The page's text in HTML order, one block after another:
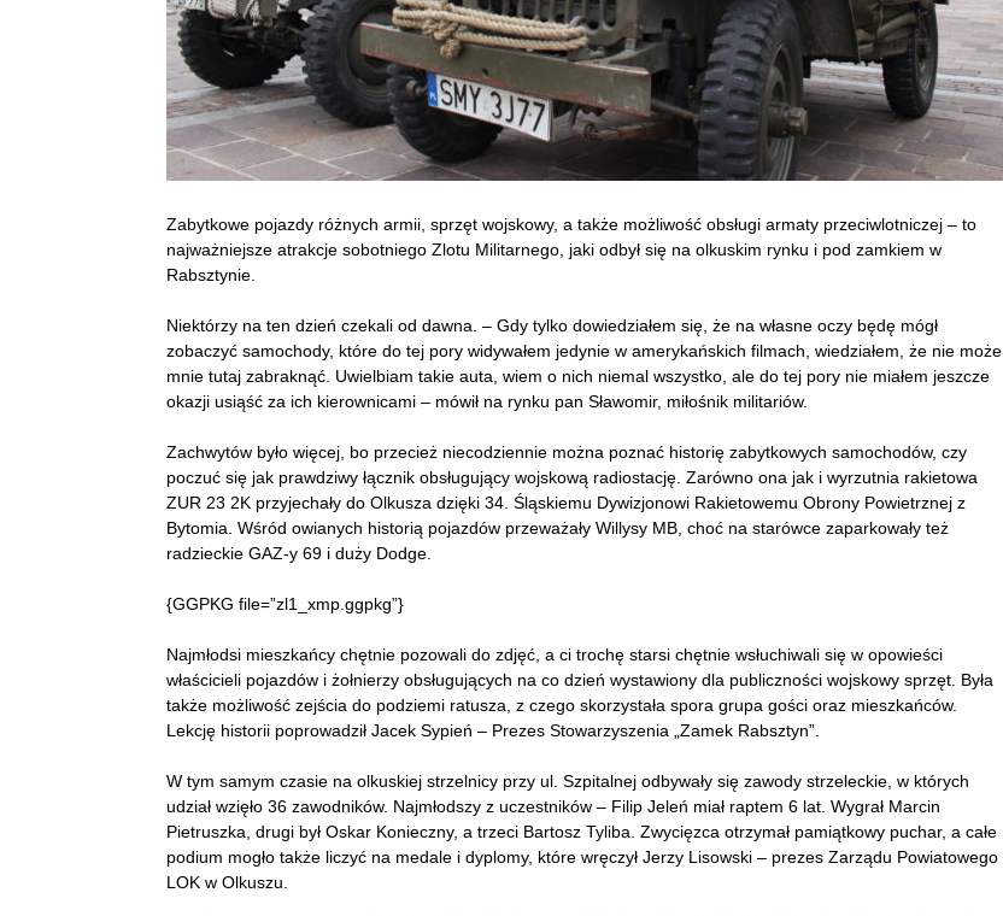
Zabytkowe pojazdy różnych armii, sprzęt wojskowy, a także możliwość obsługi armaty przeciwlotniczej – to
najważniejsze atrakcje sobotniego Zlotu Militarnego, jaki odbył się na olkuskim rynku i pod zamkiem w
Rabsztynie.
Niektórzy na ten dzień czekali od dawna. – Gdy tylko dowiedziałem się, że na własne oczy będę mógł
zobaczyć samochody, które do tej pory widywałem jedynie w amerykańskich filmach, wiedziałem, że nie może
mnie tutaj zabraknąć. Uwielbiam takie auta, wiem o nich niemal wszystko, ale do tej pory nie miałem jeszcze
okazji usiąść za ich kierownicami – mówił na rynku pan Sławomir, miłośnik militariów.
Zachwytów było więcej, bo przecież niecodziennie można poznać historię zabytkowych samochodów, czy
poczuć się jak prawdziwy łącznik obsługujący wojskową radiostację. Zarówno ona jak i wyrzutnia rakietowa
ZUR 23 2K przyjechały do Olkusza dzięki 34. Śląskiemu Dywizjonowi Rakietowemu Obrony Powietrznej z
Bytomia. Wśród owianych historią pojazdów przeważały Willysy MB, choć na starówce zaparkowały też
radzieckie GAZ-y 69 i duży Dodge.
{GGPKG file=”zl1_xmp.ggpkg”}
Najmłodsi mieszkańcy chętnie pozowali do zdjęć, a ci trochę starsi chętnie wsłuchiwali się w opowieści
właścicieli pojazdów i żołnierzy obsługujących na co dzień wystawiony dla publiczności wojskowy sprzęt. Była
także możliwość zejścia do podziemi ratusza, z czego skorzystała spora grupa gości oraz mieszkańców.
Lekcję historii poprowadził Jacek Sypień – Prezes Stowarzyszenia „Zamek Rabsztyn”.
W tym samym czasie na olkuskiej strzelnicy przy ul. Szpitalnej odbywały się zawody strzeleckie, w których
udział wzięło 36 zawodników. Najmłodszy z uczestników – Filip Jeleń miał raptem 6 lat. Wygrał Marcin
Pietruszka, drugi był Oskar Konieczny, a trzeci Bartosz Tyliba. Zwycięzca otrzymał pamiątkowy puchar, a całe
podium mogło także liczyć na medale i dyplomy, które wręczył Jerzy Lisowski – prezes Zarządu Powiatowego
LOK w Olkuszu.